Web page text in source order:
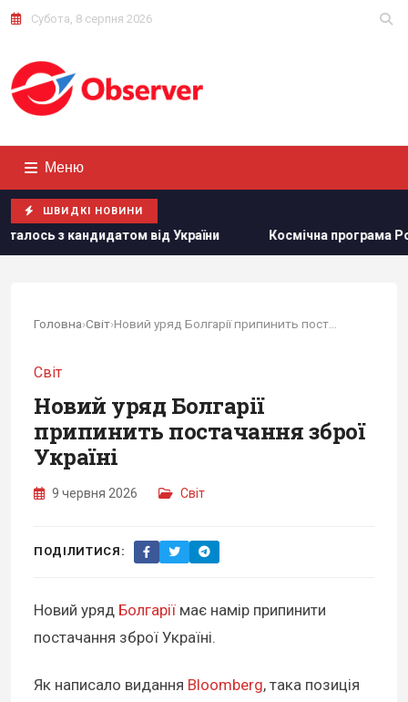
Субота, 8 серпня 2026
Меню
ШВИДКІ НОВИНИ
від України Космічна програма Росії
Головна›Світ›
Світ
Новий уряд Болгарії
припинить постачання зброї
Україні
9 червня 2026 Світ
ПОДІЛИТИСЯ:
Новий уряд Болгарії має намір припинити
постачання зброї Україні.
Як написало видання Bloomberg, така позиція